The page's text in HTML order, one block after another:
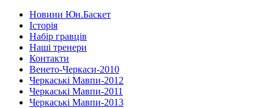
Новини Юн.Баскет
Історія
Набір гравців
Наші тренери
Контакти
Венето-Черкаси-2010
Черкаські Мавпи-2012
Черкаські Мавпи-2011
Черкаські Мавпи-2013